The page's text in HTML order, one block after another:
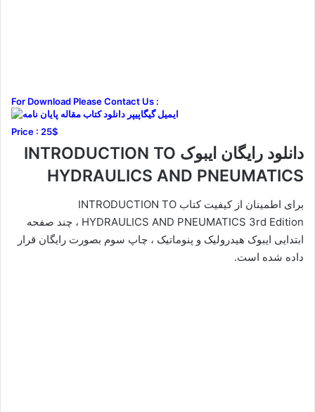
For Download Please Contact Us :
Price : 25$
دانلود رایگان ایبوک INTRODUCTION TO
HYDRAULICS AND PNEUMATICS
برای اطمینان از کیفیت کتاب INTRODUCTION TO
HYDRAULICS AND PNEUMATICS 3rd Edition ، چند صفحه
ابتدایی ایبوک هیدرولیک و پنوماتیک ، چاپ سوم بصورت رایگان قرار
داده شده است.